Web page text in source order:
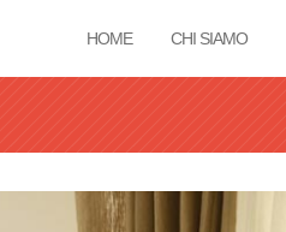
HOME CHI SIAMO